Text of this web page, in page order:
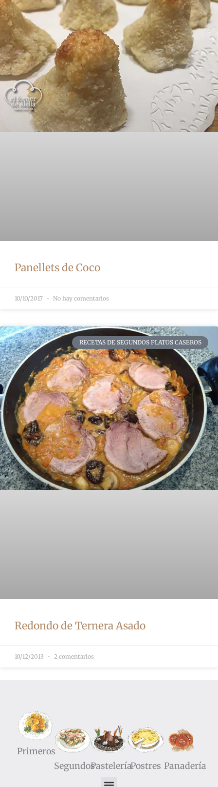
Panellets de Coco
10/10/2017 No hay comentarios
RECETAS DE SEGUNDOS PLATOS CASEROS
Redondo de Ternera Asado
10/12/2013 2 comentarios
Primeros
SegundosPasteleríaPostres Panadería